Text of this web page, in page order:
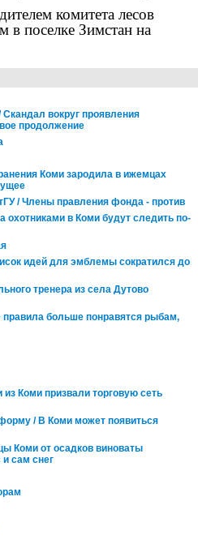
комитета лесов
поселке Зимстан на
вокруг проявления
продолжение
Коми зародила в ижемцах
/ Члены правления фонда - против
в Коми будут следить по-
идей для эмблемы сократился до
тренера из села Дутово
больше понравятся рыбам,
Коми призвали торговую сеть
/ В Коми может появиться
Коми от осадков виноваты
сам снег